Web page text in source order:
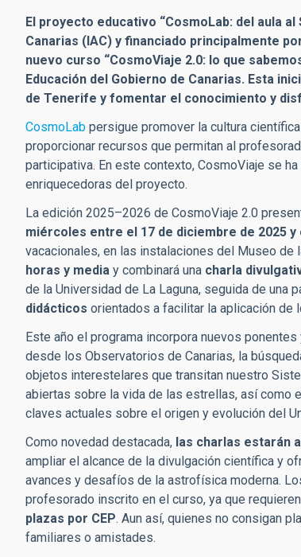
El proyecto educativo “CosmoLab: del aula
Canarias (IAC) y financiado principalmente
nuevo curso “CosmoViaje 2.0: lo que
Educación del Gobierno de Canarias. Esta
de Tenerife y fomentar el conocimiento y
CosmoLab persigue promover la cultura
proporcionar recursos que permitan al
participativa. En este contexto, CosmoViaje se
enriquecedoras del proyecto.
La edición 2025–2026 de CosmoViaje 2.0
miércoles entre el 17 de diciembre de 2025 y
vacacionales, en las instalaciones del Museo de
horas y media y combinará una charla
de la Universidad de La Laguna, seguida de una
didácticos orientados a facilitar la aplicación de
Este año el programa incorpora nuevos
desde los Observatorios de Canarias, la
objetos interestelares que transitan nuestro
abiertas sobre la vida de las estrellas, así como
claves actuales sobre el origen y evolución del
Como novedad destacada, las charlas estarán
ampliar el alcance de la divulgación científica y
avances y desafíos de la astrofísica moderna.
profesorado inscrito en el curso, ya que
plazas por CEP. Aun así, quienes no consigan
familiares o amistades.